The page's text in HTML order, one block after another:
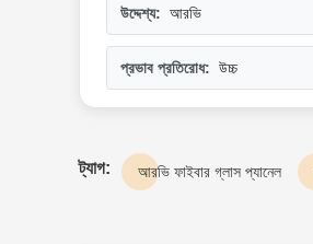
উদ্দেশ্য: আরভি
প্রভাব প্রতিরোধ: উচ্চ
ট্যাগ: আরভি ফাইবার গ্লাস প্যানেল